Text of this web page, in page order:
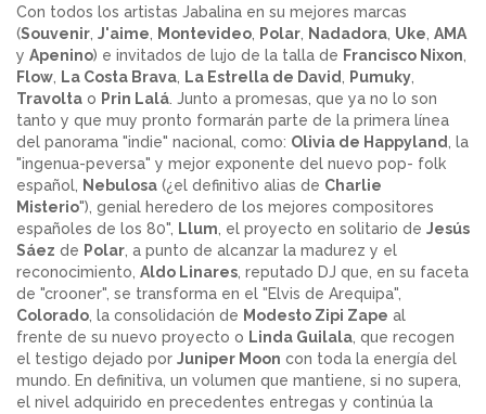
Con todos los artistas Jabalina en su mejores marcas
(Souvenir J'aime Montevideo Polar Nadadora Uke AMA
y Apenino) e invitados de lujo de la talla de Francisco Nixon
Flow
La Costa Brava La Estrella de David Pumuky
Travolta o Prin Lalá . Junto a promesas, que ya no lo son
tanto y que muy pronto formarán parte de la primera línea
del panorama "indie" nacional, como: Olivia de Happyland
, la
"ingenua-peversa" y mejor exponente del nuevo pop- folk
español,
Nebulosa (¿el definitivo alias de Charlie
Misterio"), genial heredero de los mejores compositores
españoles de los 80",
Llum , el proyecto en solitario de Jesús
Sáez de Polar , a punto de alcanzar la madurez y el
reconocimiento, Aldo Linares , reputado DJ que, en su faceta
de "crooner", se transforma en el "Elvis de Arequipa",
Colorado , la consolidación de Modesto Zipi Zape al
frente de su nuevo proyecto o Linda Guilala , que recogen
el testigo dejado por Juniper Moon con toda la energía del
mundo. En definitiva, un volumen que mantiene, si no supera,
el nivel adquirido en precedentes entregas y continúa la